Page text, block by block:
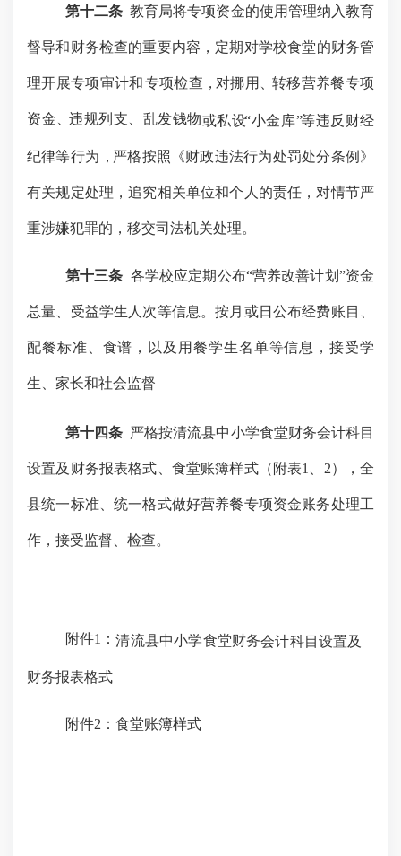
第十二条 教育局将专项资金的使用管理纳入教育
督导和财务检查的重要内容，定期 对学校食堂的财务管
理开展专项审计和专项检查 ， 对挪用 转移营养餐专项
资金 、违规列支、乱发钱物或私设“小金 库”等违反财经
纪律等行为 ， 严格按照《财政违法行为处罚处分条例》
有关规定处理，追究相关单位和个人的责任，对情节严
重涉嫌犯罪的，移交司法机关处理。
第十三条 各学校应定期公布“营养改善计划”资金
总量、受益学生人次等信息。按月或日公布经费账目、
配餐标准、食谱，以及用餐学生名单等信息，接受学
生、家长和社会监督
第十四条 严格按清流县中小学食堂财务会计科目
设置及财务报表格式、食堂账簿样式（附表1、2），全
县统一标准、统一格式做好营养餐专项资金账务处理工
作，接受监督、检查。
附件1：清流县中小学食堂财务会计科目设置及
财务报表格式
附件2：食堂账簿样式